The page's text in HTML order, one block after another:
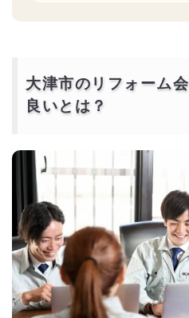
大津市のリフォーム
良いとは？